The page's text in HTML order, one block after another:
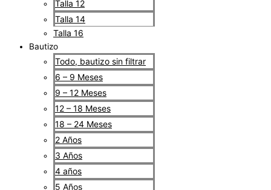
Talla 12
Talla 14
Talla 16
Bautizo
Todo, bautizo sin filtrar
6 – 9 Meses
9 – 12 Meses
12 – 18 Meses
18 – 24 Meses
2 Años
3 Años
4 años
5 Años